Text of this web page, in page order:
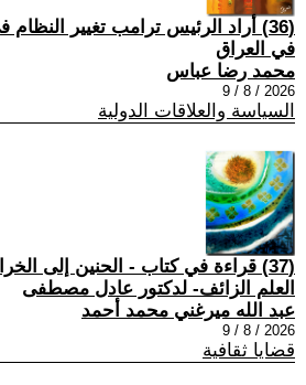
(36) أراد الرئيس ترامب تغيير
في العراق
محمد رضا عباس
2026 / 8 / 9
السياسة والعلاقات الدولية
(37) قراءة في كتاب - الحنين إلى
العلم الزائف- لدكتور عادل مصطفى
عبد الله ميرغني محمد أحمد
2026 / 8 / 9
قضايا ثقافية